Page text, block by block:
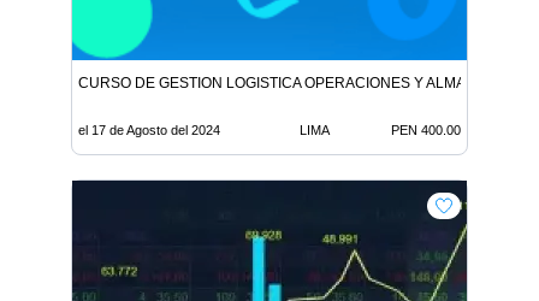
CURSO DE GESTION LOGISTICA OPERACIONES Y ALMACENES
el 17 de Agosto del 2024 LIMA PEN 400.00